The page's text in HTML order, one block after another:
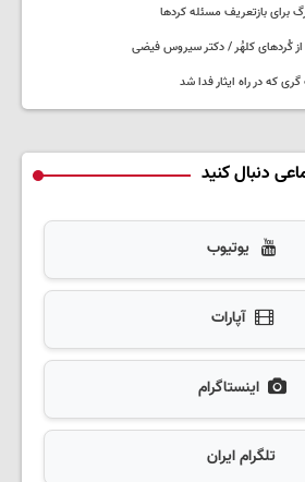
برای بازتعریف مسئله کردها
کُردهای کلهُر / دکتر سیروس فیضی
که در راه ایثار فدا شد
دنبال کنید
یوتیوب
آپارات
اینستاگرام
تلگرام ایران